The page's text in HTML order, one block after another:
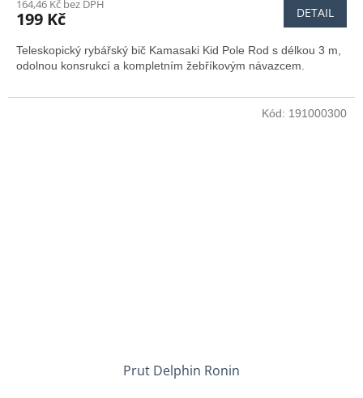
164,46 Kč bez DPH
199 Kč DETAIL
Teleskopický rybářský bič Kamasaki Kid Pole Rod s délkou 3 m,
odolnou konsrukcí a kompletním žebříkovým návazcem.
Prut Delphin Ronin
Kód: 191000300